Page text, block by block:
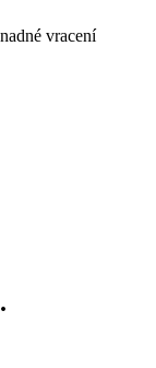
vracení